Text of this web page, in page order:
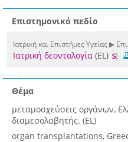
Επιστημονικό πεδίο
Ιατρική και Επιστήμες Υγείας ▶
Ιατρική δεοντολογία (EL)
Θέμα
μεταμοσχεύσεις οργάνων,
διαμεσολαβητής. (EL)
organ transplantations,